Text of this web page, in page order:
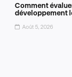
Comment
développement
Août 5, 2026